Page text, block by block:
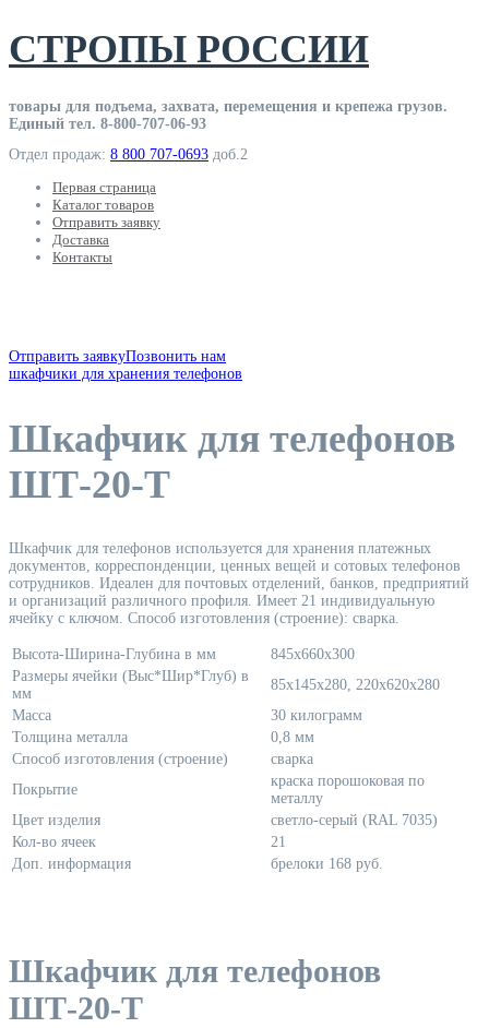
Skip
to
content
СТРОПЫ РОССИИ
товары для подъема, захвата, перемещения и крепежа грузов.
Единый тел. 8-800-707-06-93
Отдел продаж: 8 800 707-0693 доб.2
Первая страница
Каталог товаров
Отправить заявку
Доставка
Контакты
Отправить заявкуПозвонить нам
шкафчики для хранения телефонов
Шкафчик для телефонов
ШТ-20-Т
Шкафчик для телефонов используется для хранения платежных
документов, корреспонденции, ценных вещей и сотовых телефонов
сотрудников. Идеален для почтовых отделений, банков, предприятий
и организаций различного профиля. Имеет 21 индивидуальную
ячейку с ключом. Способ изготовления (строение): сварка.
Высота-Ширина-Глубина в мм
845х660х300
Размеры ячейки (Выс*Шир*Глуб) в
мм
85х145х280, 220х620х280
Масса
30 килограмм
Толщина металла
0,8 мм
Способ изготовления (строение)
сварка
Покрытие
краска порошоковая по
металлу
Цвет изделия
светло-серый (RAL 7035)
Кол-во ячеек
21
Доп. информация
брелоки 168 руб.
Шкафчик для телефонов
ШТ-20-Т